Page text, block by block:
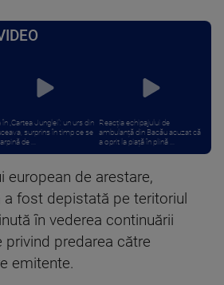
în „Cartea Junglei”: un urs din
surprins în timp ce se
de ...
Reacția echipajului de
ambulanță din Bacău acuzat că
a oprit la piață în plină ...
european de arestare,
a fost depistată pe teritoriul
în vederea continuării
privind predarea către
emitente.